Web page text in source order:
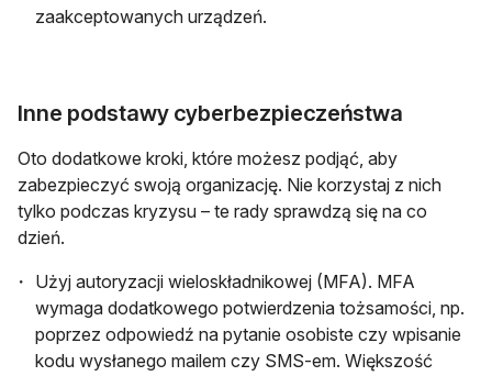
zaakceptowanych urządzeń.
Inne podstawy cyberbezpieczeństwa
Oto dodatkowe kroki, które możesz podjąć, aby
zabezpieczyć swoją organizację. Nie korzystaj z nich
tylko podczas kryzysu – te rady sprawdzą się na co
dzień.
Użyj autoryzacji wieloskładnikowej (MFA). MFA
wymaga dodatkowego potwierdzenia tożsamości, np.
poprzez odpowiedź na pytanie osobiste czy wpisanie
kodu wysłanego mailem czy SMS-em. Większość